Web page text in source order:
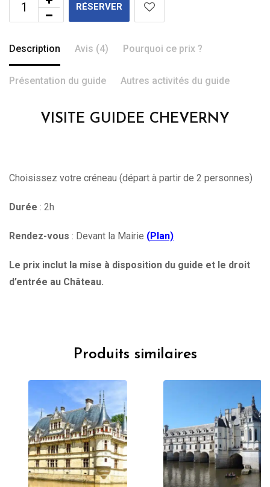
RÉSERVER
Description Avis (4) Pourquoi ce prix ?
Présentation du guide Autres activités du guide
VISITE GUIDEE CHEVERNY
Choisissez votre créneau (départ à partir de 2 personnes)
Durée : 2h
Rendez-vous : Devant la Mairie (Plan)
Le prix inclut la mise à disposition du guide et le droit
d’entrée au Château.
Produits similaires